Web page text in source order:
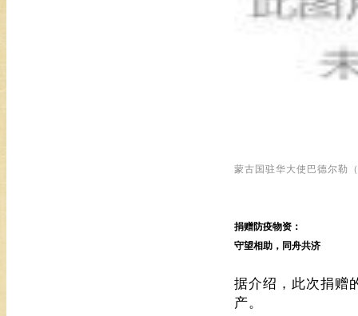
蒙古国驻华大使巴德尔勒
捐赠防疫物资：
守望相助，同舟共济
据介绍，此次捐赠
产。